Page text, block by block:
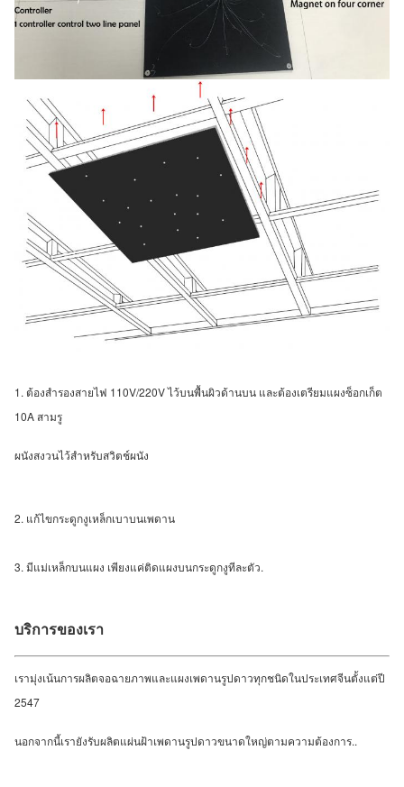
1. ต้องสำรองสายไฟ 110V/220V ไว้บนพื้นผิวด้านบน และต้องเตรียมแผงซ็อกเก็ต
10A สามรู
ผนังสงวนไว้สำหรับสวิตช์ผนัง
2. แก้ไขกระดูกงูเหล็กเบาบนเพดาน
3. มีแม่เหล็กบนแผง เพียงแค่ติดแผงบนกระดูกงูทีละตัว.
บริการของเรา
เรามุ่งเน้นการผลิตจอฉายภาพและแผงเพดานรูปดาวทุกชนิดในประเทศจีนตั้งแต่ปี
2547
นอกจากนี้เรายังรับผลิตแผ่นฝ้าเพดานรูปดาวขนาดใหญ่ตามความต้องการ..